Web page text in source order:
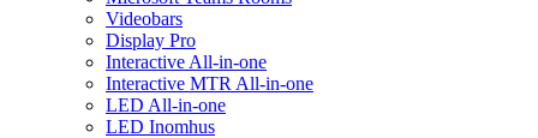
Videobars
Display Pro
Interactive All-in-one
Interactive MTR All-in-one
LED All-in-one
LED Inomhus